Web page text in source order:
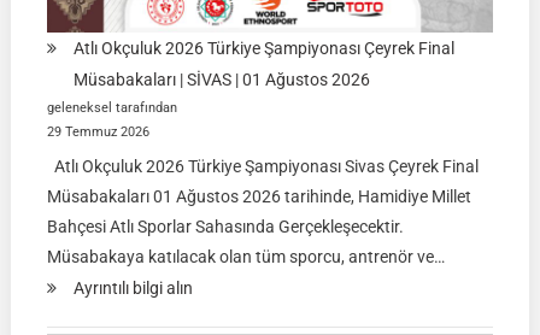
Atlı Okçuluk 2026 Türkiye Şampiyonası Çeyrek Final
Müsabakaları | SİVAS | 01 Ağustos 2026
geleneksel tarafından
29 Temmuz 2026
Atlı Okçuluk 2026 Türkiye Şampiyonası Sivas Çeyrek Final
Müsabakaları 01 Ağustos 2026 tarihinde, Hamidiye Millet
Bahçesi Atlı Sporlar Sahasında Gerçekleşecektir.
Müsabakaya katılacak olan tüm sporcu, antrenör ve…
Ayrıntılı bilgi alın: